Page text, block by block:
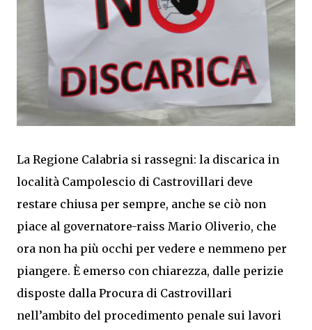
La Regione Calabria si rassegni: la discarica in
località Campolescio di Castrovillari deve
restare chiusa per sempre, anche se ciò non
piace al governatore-raiss Mario Oliverio, che
ora non ha più occhi per vedere e nemmeno per
piangere. È emerso con chiarezza, dalle perizie
disposte dalla Procura di Castrovillari
nell’ambito del procedimento penale sui lavori